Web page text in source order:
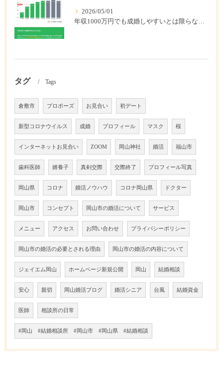
2026/05/01
年収1000万円でも成婚しやすいとは限らない? 「年収帯別の成婚率」のリアル
タグ Tags
倉敷市 プロポーズ お見合い 初デート
新型コロナウイルス 成婚 プロフィール マスク 桜
インターネットお見合い ZOOM 岡山神社 婚活 福山市
歯科医師 婿養子 真剣交際 交際終了 プロフィール写真
岡山県 コロナ 婚活ノウハウ コロナ岡山県 ドクター
岡山市 コンセプト 岡山市の婚活について サービス
メニュー アクセス お問い合わせ プライバシーポリシー
岡山市の婚活の必要とされる理由 岡山市の婚活の内容について
ジェイエム岡山 ホームページ新規公開 岡山 結婚相談
安心 親切 岡山婚活ブログ 婚活シニア 台風 結婚資金
医師 相談所の日常
#岡山 #結婚相談所 #岡山市 #岡山県 #結婚相談